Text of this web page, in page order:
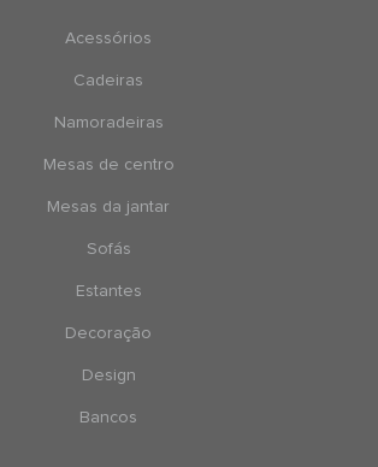
Acessórios
Cadeiras
Namoradeiras
Mesas de centro
Mesas da jantar
Sofás
Estantes
Decoração
Design
Bancos